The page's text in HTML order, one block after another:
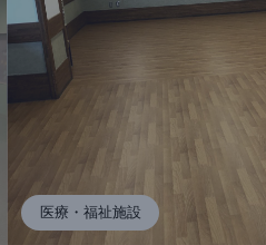
医療・福祉施設